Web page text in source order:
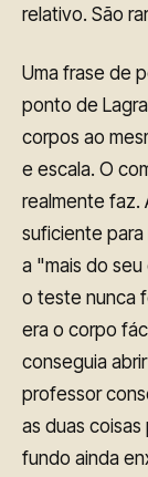
relativo. São
Uma frase de
ponto de
corpos ao
e escala. O
realmente faz.
suficiente para
a "mais do
o teste nunca
era o corpo
conseguia
professor
as duas
fundo ainda